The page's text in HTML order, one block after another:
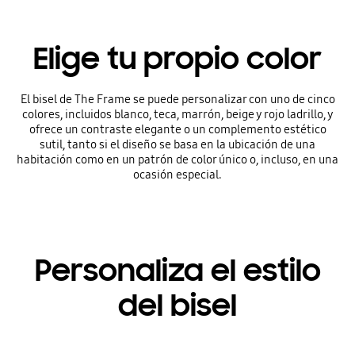
Elige tu propio color
El bisel de The Frame se puede personalizar con uno de cinco
colores, incluidos blanco, teca, marrón, beige y rojo ladrillo, y
ofrece un contraste elegante o un complemento estético
sutil, tanto si el diseño se basa en la ubicación de una
habitación como en un patrón de color único o, incluso, en una
ocasión especial.
Personaliza el estilo
del bisel